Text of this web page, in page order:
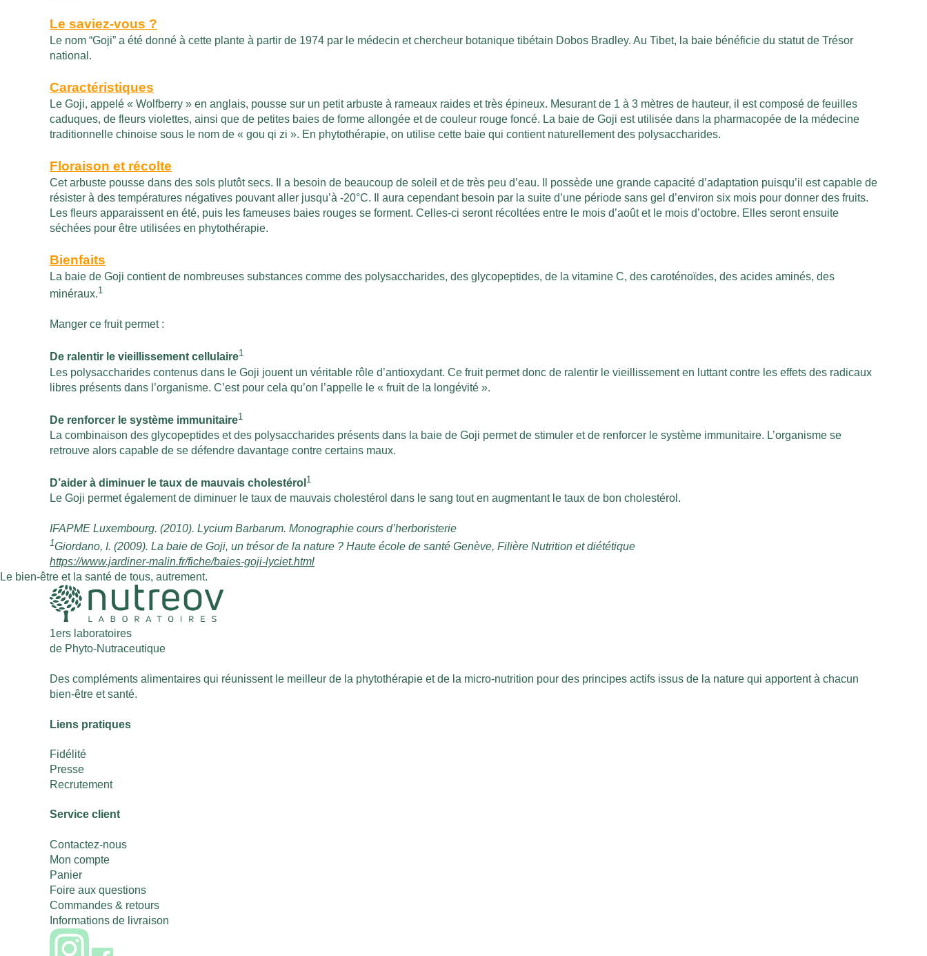
Le saviez-vous ?
Le nom “Goji” a été donné à cette plante à partir de 1974 par le médecin et chercheur botanique tibétain Dobos Bradley. Au Tibet, la baie bénéficie du statut de Trésor
national.
Caractéristiques
Le Goji, appelé « Wolfberry » en anglais, pousse sur un petit arbuste à rameaux raides et très épineux. Mesurant de 1 à 3 mètres de hauteur, il est composé de feuilles
caduques, de fleurs violettes, ainsi que de petites baies de forme allongée et de couleur rouge foncé. La baie de Goji est utilisée dans la pharmacopée de la médecine
traditionnelle chinoise sous le nom de « gou qi zi ». En phytothérapie, on utilise cette baie qui contient naturellement des polysaccharides.
Floraison et récolte
Cet arbuste pousse dans des sols plutôt secs. Il a besoin de beaucoup de soleil et de très peu d’eau. Il possède une grande capacité d’adaptation puisqu’il est capable de
résister à des températures négatives pouvant aller jusqu’à -20°C. Il aura cependant besoin par la suite d’une période sans gel d’environ six mois pour donner des fruits.
Les fleurs apparaissent en été, puis les fameuses baies rouges se forment. Celles-ci seront récoltées entre le mois d’août et le mois d’octobre. Elles seront ensuite
séchées pour être utilisées en phytothérapie.
Bienfaits
La baie de Goji contient de nombreuses substances comme des polysaccharides, des glycopeptides, de la vitamine C, des caroténoïdes, des acides aminés, des
minéraux.1
Manger ce fruit permet :
De ralentir le vieillissement cellulaire1
Les polysaccharides contenus dans le Goji jouent un véritable rôle d’antioxydant. Ce fruit permet donc de ralentir le vieillissement en luttant contre les effets des radicaux
libres présents dans l’organisme. C’est pour cela qu’on l’appelle le « fruit de la longévité ».
De renforcer le système immunitaire1
La combinaison des glycopeptides et des polysaccharides présents dans la baie de Goji permet de stimuler et de renforcer le système immunitaire. L’organisme se
retrouve alors capable de se défendre davantage contre certains maux.
D’aider à diminuer le taux de mauvais cholestérol 1
Le Goji permet également de diminuer le taux de mauvais cholestérol dans le sang tout en augmentant le taux de bon cholestérol.
IFAPME Luxembourg. (2010). Lycium Barbarum. Monographie cours d’herboristerie
1Giordano, I. (2009). La baie de Goji, un trésor de la nature ? Haute école de santé Genève, Filière Nutrition et diététique
https://www.jardiner-malin.fr/fiche/baies-goji-lyciet.html
Le bien-être et la santé de tous, autrement.
1ers laboratoires
de Phyto-Nutraceutique
Des compléments alimentaires qui réunissent le meilleur de la phytothérapie et de la micro-nutrition pour des principes actifs issus de la nature qui apportent à chacun
bien-être et santé.
Liens pratiques
Fidélité
Presse
Recrutement
Service client
Contactez-nous
Mon compte
Panier
Foire aux questions
Commandes & retours
Informations de livraison